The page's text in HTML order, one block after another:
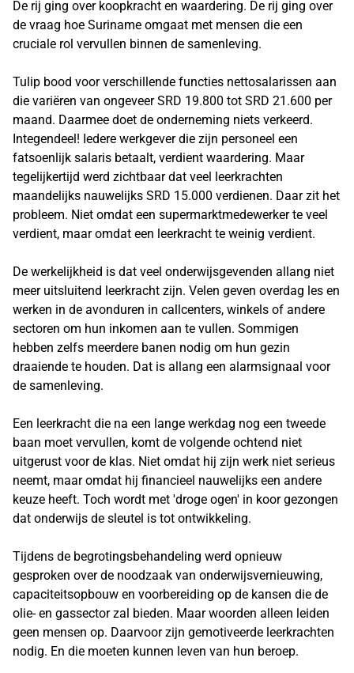
De rij ging over koopkracht en waardering. De rij ging over
de vraag hoe Suriname omgaat met mensen die een
cruciale rol vervullen binnen de samenleving.
Tulip bood voor verschillende functies nettosalarissen aan
die variëren van ongeveer SRD 19.800 tot SRD 21.600 per
maand. Daarmee doet de onderneming niets verkeerd.
Integendeel! Iedere werkgever die zijn personeel een
fatsoenlijk salaris betaalt, verdient waardering. Maar
tegelijkertijd werd zichtbaar dat veel leerkrachten
maandelijks nauwelijks SRD 15.000 verdienen. Daar zit het
probleem. Niet omdat een supermarktmedewerker te veel
verdient, maar omdat een leerkracht te weinig verdient.
De werkelijkheid is dat veel onderwijsgevenden allang niet
meer uitsluitend leerkracht zijn. Velen geven overdag les en
werken in de avonduren in callcenters, winkels of andere
sectoren om hun inkomen aan te vullen. Sommigen
hebben zelfs meerdere banen nodig om hun gezin
draaiende te houden. Dat is allang een alarmsignaal voor
de samenleving.
Een leerkracht die na een lange werkdag nog een tweede
baan moet vervullen, komt de volgende ochtend niet
uitgerust voor de klas. Niet omdat hij zijn werk niet serieus
neemt, maar omdat hij financieel nauwelijks een andere
keuze heeft. Toch wordt met 'droge ogen' in koor gezongen
dat onderwijs de sleutel is tot ontwikkeling.
Tijdens de begrotingsbehandeling werd opnieuw
gesproken over de noodzaak van onderwijsvernieuwing,
capaciteitsopbouw en voorbereiding op de kansen die de
olie- en gassector zal bieden. Maar woorden alleen leiden
geen mensen op. Daarvoor zijn gemotiveerde leerkrachten
nodig. En die moeten kunnen leven van hun beroep.